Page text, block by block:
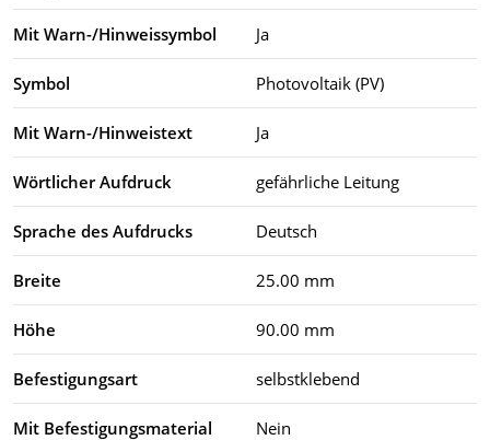
Mit Warn-/Hinweissymbol Ja
Symbol Photovoltaik (PV)
Mit Warn-/Hinweistext Ja
Wörtlicher Aufdruck gefährliche Leitung
Sprache des Aufdrucks Deutsch
Breite 25.00 mm
Höhe 90.00 mm
Befestigungsart selbstklebend
Mit Befestigungsmaterial Nein